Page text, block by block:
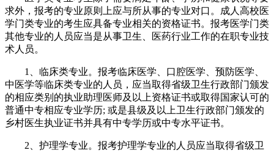
求外，报考的专业原则上应与所从事的专业对口。成人高校医
学门类专业的考生应具备专业相关的资格证书。报考医学门类
其他专业的人员应当是从事卫生、医药行业工作的在职专业技
术人员。
1、临床类专业。报考临床医学、口腔医学、预防医学、
中医学等临床类专业的人员，应当取得省级卫生行政部门颁发
的相应类别的执业助理医师及以上资格证书或取得国家认可的
普通中专相应专业学历; 或是县级及以上卫生行政部门颁发的
乡村医生执业证书并具有中专学历或中专水平证书。
2、护理学专业。报考护理学专业的人员应当取得省级卫